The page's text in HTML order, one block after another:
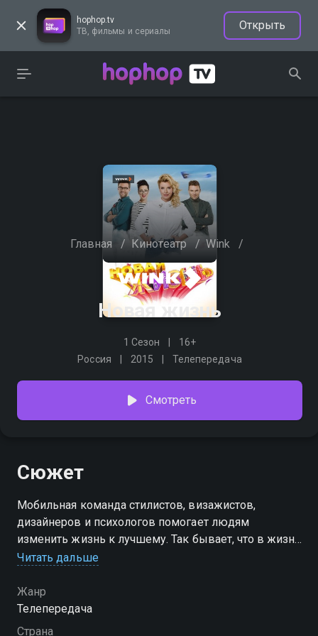
hophop.tv
ТВ, фильмы и сериалы
Открыть
Главная / Кинотеатр / Wink /
Новая жизнь
1 Сезон
16+
Россия
2015 Телепередача
Смотреть
Сюжет
Мобильная команда стилистов, визажистов,
дизайнеров и психологов помогает людям
изменить жизнь к лучшему. Так бывает, что в жизни
замечательных, талантливых, хороших людей
любимая работа не радует, дом приходит в
запустение, появляется лишний вес и уходит былая
легкость в отношениях с родными и любимыми.
Читать дальше
Жанр
Телепередача
Страна